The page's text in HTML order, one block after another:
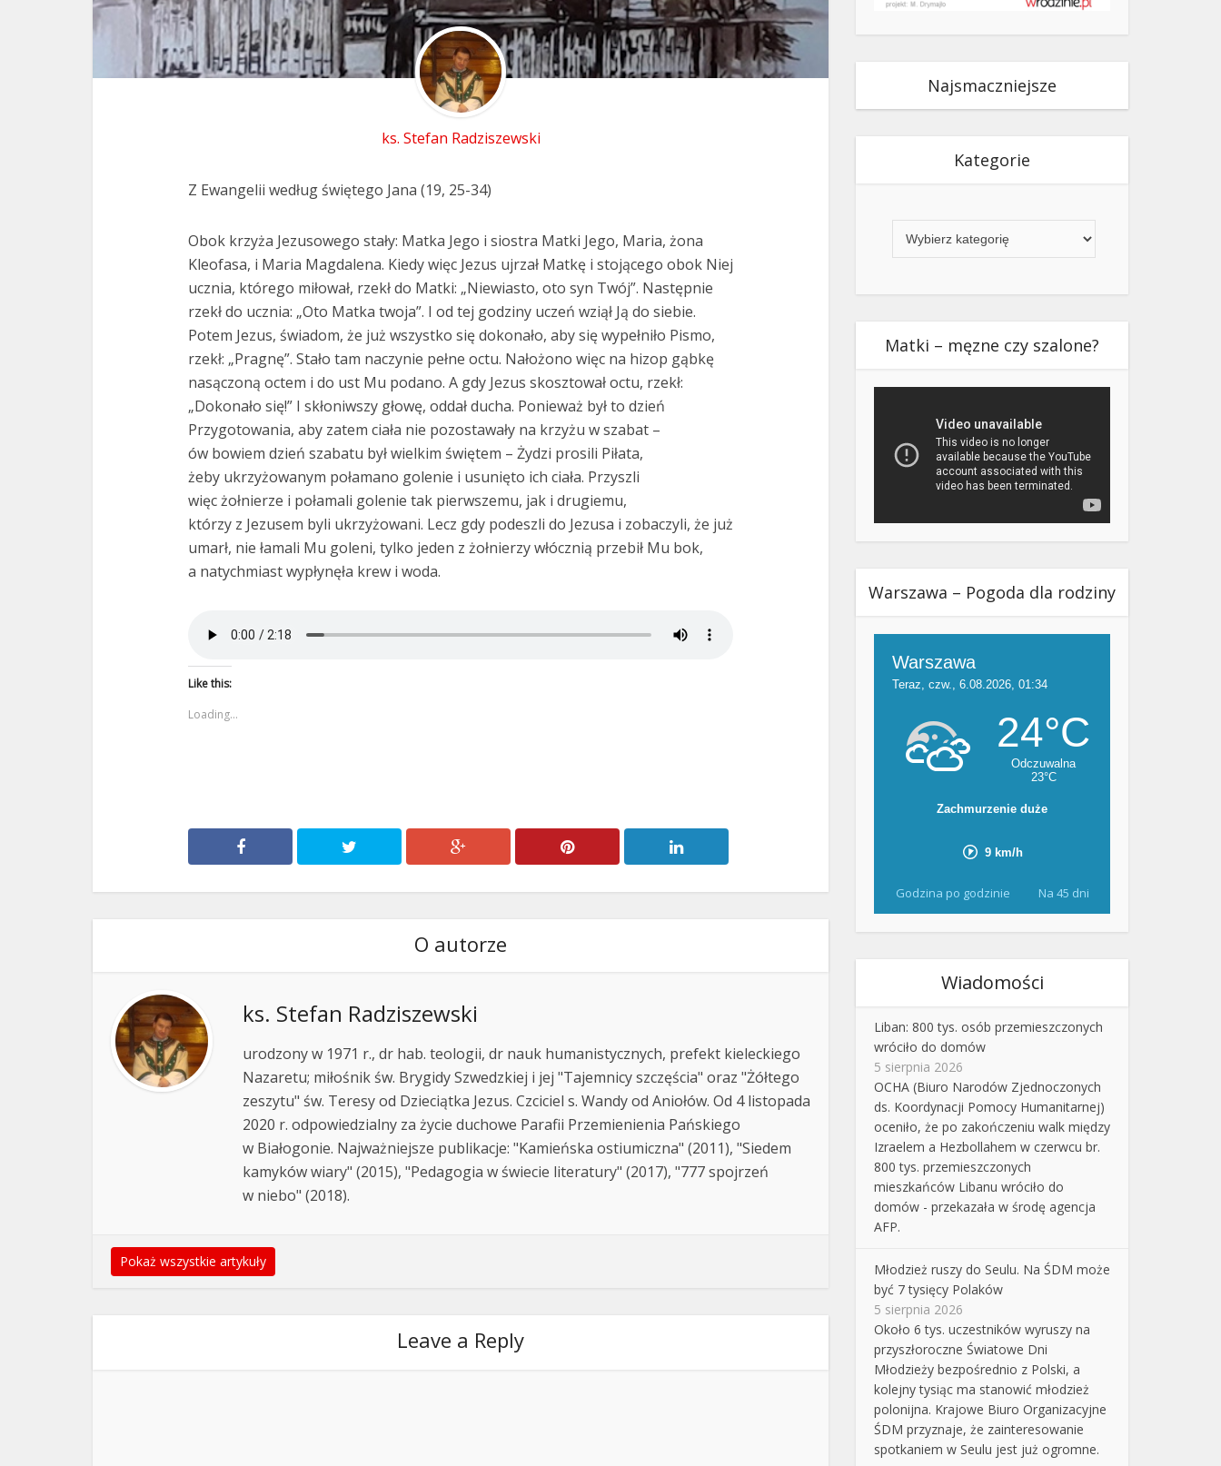
ks. Stefan Radziszewski
Z Ewangelii według świętego Jana (19, 25-34)
Obok krzyża Jezusowego stały: Matka Jego i siostra Matki Jego, Maria, żona
Kleofasa, i Maria Magdalena. Kiedy więc Jezus ujrzał Matkę i stojącego obok Niej
ucznia, którego miłował, rzekł do Matki: „Niewiasto, oto syn Twój”. Następnie
rzekł do ucznia: „Oto Matka twoja”. I od tej godziny uczeń wziął Ją do siebie.
Potem Jezus, świadom, że już wszystko się dokonało, aby się wypełniło Pismo,
rzekł: „Pragnę”. Stało tam naczynie pełne octu. Nałożono więc na hizop gąbkę
nasączoną octem i do ust Mu podano. A gdy Jezus skosztował octu, rzekł:
„Dokonało się!” I skłoniwszy głowę, oddał ducha. Ponieważ był to dzień
Przygotowania, aby zatem ciała nie pozostawały na krzyżu w szabat –
ów bowiem dzień szabatu był wielkim świętem – Żydzi prosili Piłata,
żeby ukrzyżowanym połamano golenie i usunięto ich ciała. Przyszli
więc żołnierze i połamali golenie tak pierwszemu, jak i drugiemu,
którzy z Jezusem byli ukrzyżowani. Lecz gdy podeszli do Jezusa i zobaczyli, że już
umarł, nie łamali Mu goleni, tylko jeden z żołnierzy włócznią przebił Mu bok,
a natychmiast wypłynęła krew i woda.
Like this:
Loading...
O autorze
ks. Stefan Radziszewski
urodzony w 1971 r., dr hab. teologii, dr nauk humanistycznych, prefekt kieleckiego
Nazaretu; miłośnik św. Brygidy Szwedzkiej i jej "Tajemnicy szczęścia" oraz "Żółtego
zeszytu" św. Teresy od Dzieciątka Jezus. Czciciel s. Wandy od Aniołów. Od 4 listopada
2020 r. odpowiedzialny za życie duchowe Parafii Przemienienia Pańskiego
w Białogonie. Najważniejsze publikacje: "Kamieńska ostiumiczna" (2011), "Siedem
kamyków wiary" (2015), "Pedagogia w świecie literatury" (2017), "777 spojrzeń
w niebo" (2018).
Pokaż wszystkie artykuły
Leave a Reply
Najsmaczniejsze
Kategorie
Matki – męzne czy szalone?
Warszawa – Pogoda dla rodziny
Godzina po godzinie Na 45 dni
Wiadomości
Liban: 800 tys. osób przemieszczonych
wróciło do domów
5 sierpnia 2026
OCHA (Biuro Narodów Zjednoczonych
ds. Koordynacji Pomocy Humanitarnej)
oceniło, że po zakończeniu walk między
Izraelem a Hezbollahem w czerwcu br.
800 tys. przemieszczonych
mieszkańców Libanu wróciło do
domów - przekazała w środę agencja
AFP.
Młodzież ruszy do Seulu. Na ŚDM może
być 7 tysięcy Polaków
5 sierpnia 2026
Około 6 tys. uczestników wyruszy na
przyszłoroczne Światowe Dni
Młodzieży bezpośrednio z Polski, a
kolejny tysiąc ma stanowić młodzież
polonijna. Krajowe Biuro Organizacyjne
ŚDM przyznaje, że zainteresowanie
spotkaniem w Seulu jest już ogromne.